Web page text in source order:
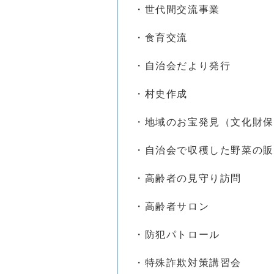
・世代間交流事業
・食育交流
・自治会だより発行
・村史作成
・地域のお宝発見（文化
・自治会で収穫した野菜の
・高齢者の見守り訪問
・高齢者サロン
・防犯パトロール
・特殊詐欺対策講習会